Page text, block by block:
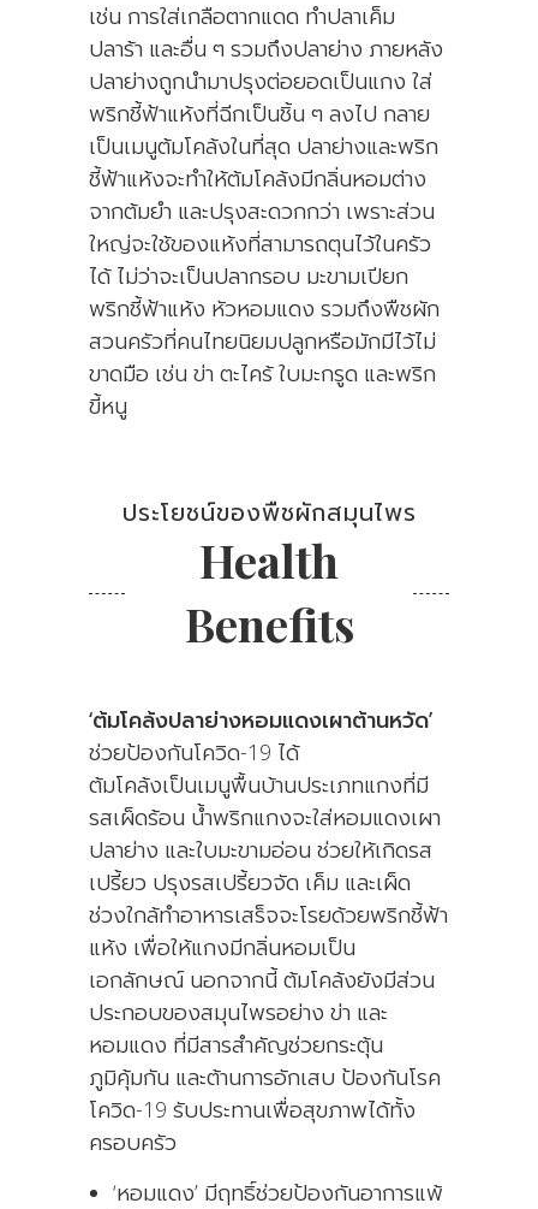
เช่น การใส่เกลือตากแดด ทำปลาเค็ม
ปลาร้า และอื่น ๆ รวมถึงปลาย่าง ภายหลัง
ปลาย่างถูกนำมาปรุงต่อยอดเป็นแกง ใส่
พริกชี้ฟ้าแห้งที่ฉีกเป็นชิ้น ๆ ลงไป กลาย
เป็นเมนูต้มโคล้งในที่สุด ปลาย่างและพริก
ชี้ฟ้าแห้งจะทำให้ต้มโคล้งมีกลิ่นหอมต่าง
จากต้มยำ และปรุงสะดวกกว่า เพราะส่วน
ใหญ่จะใช้ของแห้งที่สามารถตุนไว้ในครัว
ได้ ไม่ว่าจะเป็นปลากรอบ มะขามเปียก
พริกชี้ฟ้าแห้ง หัวหอมแดง รวมถึงพืชผัก
สวนครัวที่คนไทยนิยมปลูกหรือมักมีไว้ไม่
ขาดมือ เช่น ข่า ตะไคร้ ใบมะกรูด และพริก
ขี้หนู
ประโยชน์ของพืชผักสมุนไพร
Health
Benefits
‘ต้มโคล้งปลาย่างหอมแดงเผาต้านหวัด’
ช่วยป้องกันโควิด-19 ได้
ต้มโคล้งเป็นเมนูพื้นบ้านประเภทแกงที่มี
รสเผ็ดร้อน น้ำพริกแกงจะใส่หอมแดงเผา
ปลาย่าง และใบมะขามอ่อน ช่วยให้เกิดรส
เปรี้ยว ปรุงรสเปรี้ยวจัด เค็ม และเผ็ด
ช่วงใกล้ทำอาหารเสร็จจะโรยด้วยพริกชี้ฟ้า
แห้ง เพื่อให้แกงมีกลิ่นหอมเป็น
เอกลักษณ์ นอกจากนี้ ต้มโคล้งยังมีส่วน
ประกอบของสมุนไพรอย่าง ข่า และ
หอมแดง ที่มีสารสำคัญช่วยกระตุ้น
ภูมิคุ้มกัน และต้านการอักเสบ ป้องกันโรค
โควิด-19 รับประทานเพื่อสุขภาพได้ทั้ง
ครอบครัว
‘หอมแดง’ มีฤทธิ์ช่วยป้องกันอาการแพ้